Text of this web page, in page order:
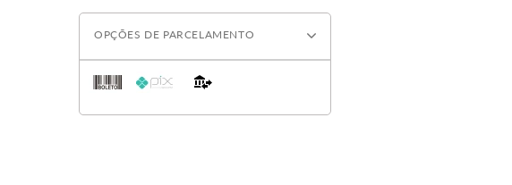
OPÇÕES DE PARCELAMENTO